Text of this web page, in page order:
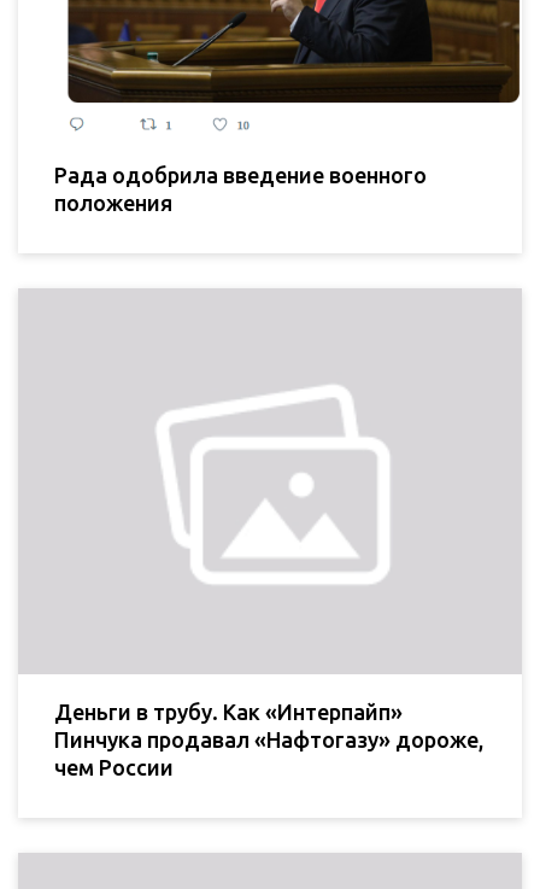
Рада одобрила введение военного
положения
Деньги в трубу. Как «Интерпайп»
Пинчука продавал «Нафтогазу» дороже,
чем России